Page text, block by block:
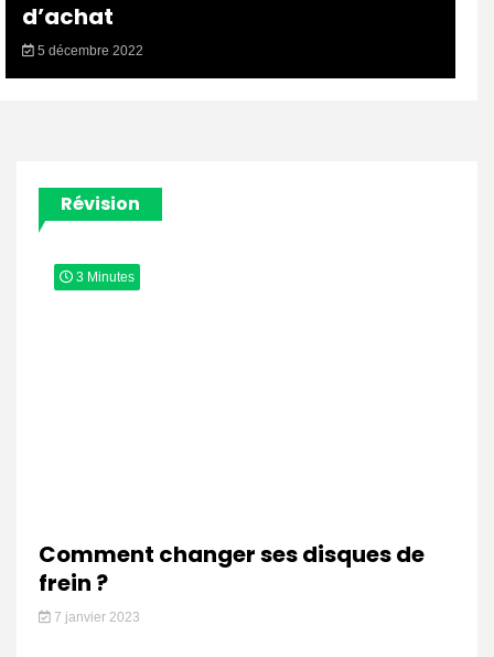
d’achat
5 décembre 2022
Révision
3 Minutes
Comment changer ses disques de
frein ?
7 janvier 2023